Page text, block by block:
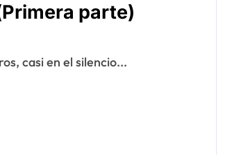
parte)
casi en el silencio...